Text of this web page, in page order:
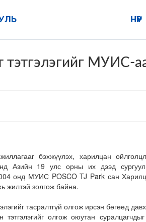
НҮҮР
тэтгэлэгийг МУИС-
бэхжүүлэх, харилцан
Азийн 19 улс орны их дээд
онд МУИС POSCO TJ Park сан
жилтэй золгож байна.
тасралтгүй олгож ирсэн бөгөөд
олгож оюутан